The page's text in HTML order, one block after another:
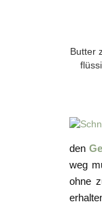
Butter
den
weg
ohne